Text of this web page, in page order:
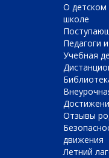
О детском
школе
Педагоги
Учебная
Отзывы
движения
Летний